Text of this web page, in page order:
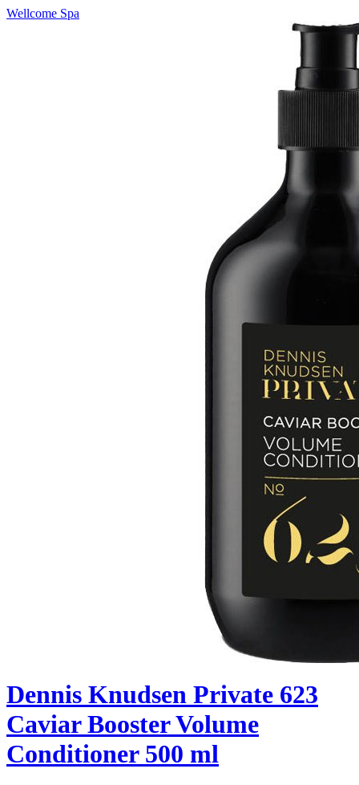
Wellcome Spa
Dennis Knudsen Private 623
Caviar Booster Volume
Conditioner 500 ml